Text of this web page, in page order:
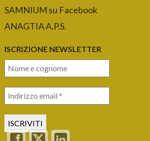
SAMNIUM su Facebook
ANAGTIA A.P.S.
ISCRIZIONE NEWSLETTER